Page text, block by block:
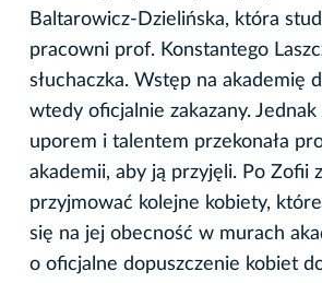
Baltarowicz-Dzielińska, która
pracowni prof. Konstantego
słuchaczka. Wstęp na akademię
wtedy oficjalnie zakazany.
uporem i talentem przekonała
akademii, aby ją przyjęli. Po Zofii
przyjmować kolejne kobiety,
się na jej obecność w murach
o oficjalne dopuszczenie kobiet